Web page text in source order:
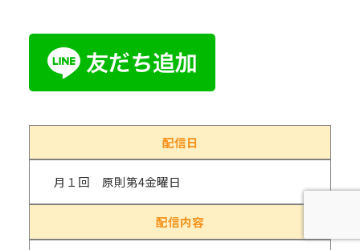
配信日
月１回 原則第4金曜日
配信内容